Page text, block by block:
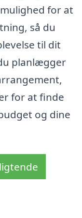
for at
så du
til dit
planlægger
for at finde
og dine